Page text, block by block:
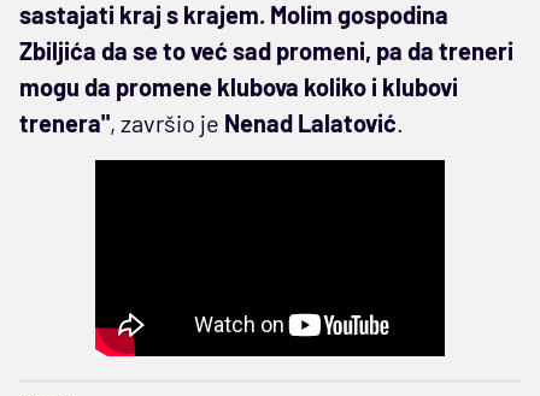
sastajati kraj s krajem. Molim gospodina
Zbiljića da se to već sad promeni, pa da treneri
mogu da promene klubova koliko i klubovi
trenera", završio je Nenad Lalatović.